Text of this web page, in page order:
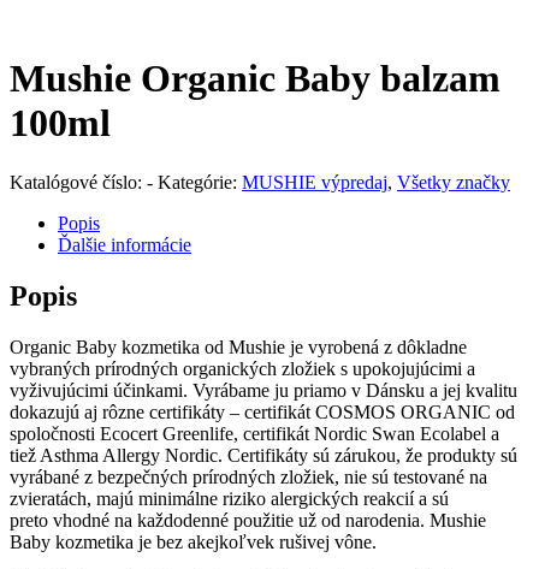
Mushie Organic Baby balzam
100ml
Katalógové číslo: - Kategórie: MUSHIE výpredaj, Všetky značky
Popis
Ďalšie informácie
Popis
Organic Baby kozmetika od Mushie je vyrobená z dôkladne
vybraných prírodných organických zložiek s upokojujúcimi a
vyživujúcimi účinkami. Vyrábame ju priamo v Dánsku a jej kvalitu
dokazujú aj rôzne certifikáty – certifikát COSMOS ORGANIC od
spoločnosti Ecocert Greenlife, certifikát Nordic Swan Ecolabel a
tiež Asthma Allergy Nordic. Certifikáty sú zárukou, že produkty sú
vyrábané z bezpečných prírodných zložiek, nie sú testované na
zvieratách, majú minimálne riziko alergických reakcií a sú
preto vhodné na každodenné použitie už od narodenia. Mushie
Baby kozmetika je bez akejkoľvek rušivej vône.